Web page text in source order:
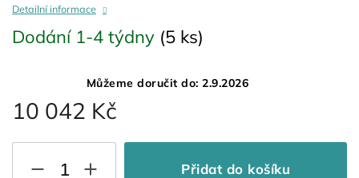
10 042 Kč
Dodání 1-4 týdny (5 ks)
Můžeme doručit do: 2.9.2026
Přidat do košíku
Detailní informace